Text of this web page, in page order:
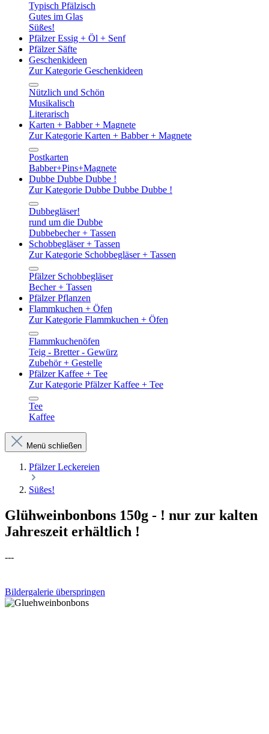
Typisch Pfälzisch
Gutes im Glas
Süßes!
Pfälzer Essig + Öl + Senf
Pfälzer Säfte
Geschenkideen
Zur Kategorie Geschenkideen
Nützlich und Schön
Musikalisch
Literarisch
Karten + Babber + Magnete
Zur Kategorie Karten + Babber + Magnete
Postkarten
Babber+Pins+Magnete
Dubbe Dubbe Dubbe !
Zur Kategorie Dubbe Dubbe Dubbe !
Dubbegläser!
rund um die Dubbe
Dubbebecher + Tassen
Schobbegläser + Tassen
Zur Kategorie Schobbegläser + Tassen
Pfälzer Schobbegläser
Becher + Tassen
Pfälzer Pflanzen
Flammkuchen + Öfen
Zur Kategorie Flammkuchen + Öfen
Flammkuchenöfen
Teig - Bretter - Gewürz
Zubehör + Gestelle
Pfälzer Kaffee + Tee
Zur Kategorie Pfälzer Kaffee + Tee
Tee
Kaffee
Menü schließen
Pfälzer Leckereien
Süßes!
Glühweinbonbons 150g - ! nur zur kalten
Jahreszeit erhältlich !
---
Bildergalerie überspringen